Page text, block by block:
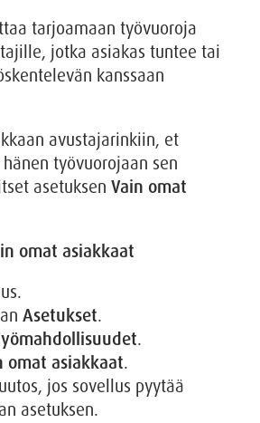
tarjoamaan työvuoroja
jotka asiakas tuntee tai
kanssaan
avustajarinkiin, et
työvuorojaan sen
asetuksen Vain omat
omat asiakkaat
Asetukset.
.
omat asiakkaat.
jos sovellus pyytää
asetuksen.